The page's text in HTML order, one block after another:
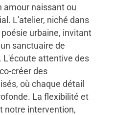
amour naissant ou
L'atelier, niché dans
urbaine, invitant
sanctuaire de
attentive des
créer des
où chaque détail
La flexibilité et
notre intervention,